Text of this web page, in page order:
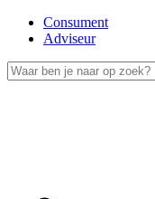
Consument
Adviseur